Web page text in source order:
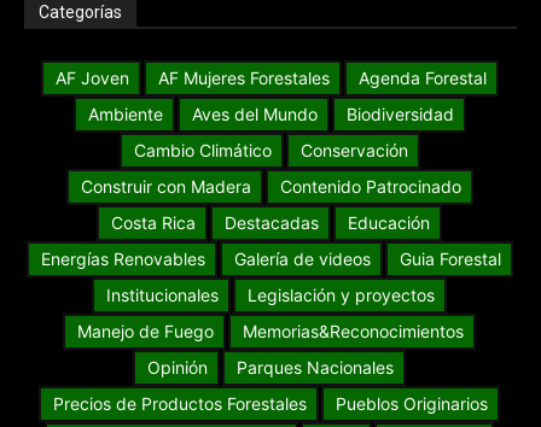
Categorías
AF Joven AF Mujeres Forestales
Agenda Forestal
Ambiente
Aves del Mundo
Biodiversidad
Cambio Climático
Conservación
Construir con Madera
Contenido Patrocinado
Costa Rica
Destacadas
Educación
Energías Renovables
Galería de videos
Guia Forestal
Institucionales
Legislación y proyectos
Manejo de Fuego
Memorias&Reconocimientos
Opinión
Parques Nacionales
Precios de Productos Forestales
Pueblos Originarios